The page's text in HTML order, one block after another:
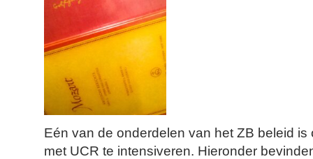
Eén van de onderdelen van het ZB beleid
met UCR te intensiveren. Hieronder